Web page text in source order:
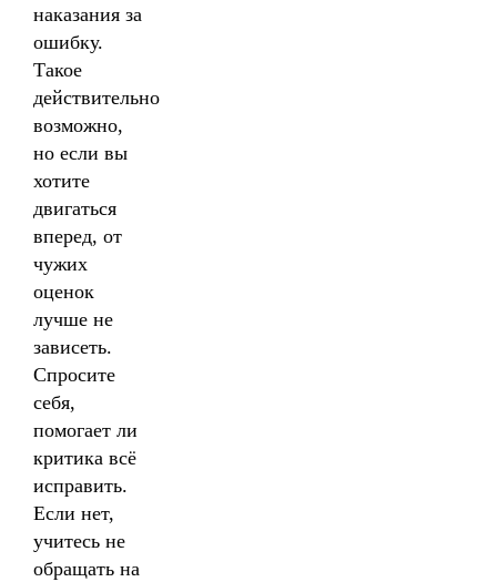
наказания за
ошибку.
Такое
действительно
возможно,
но если вы
хотите
двигаться
вперед, от
чужих
оценок
лучше не
зависеть.
Спросите
себя,
помогает ли
критика всё
исправить.
Если нет,
учитесь не
обращать на